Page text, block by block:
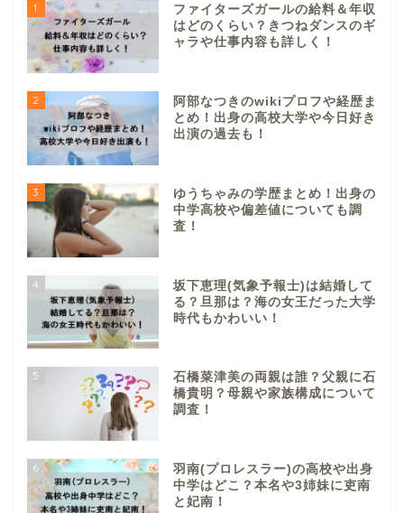
1
ファイターズガールの給料＆年収
はどのくらい？きつねダンスのギ
ャラや仕事内容も詳しく！
2
阿部なつきのwikiプロフや経歴ま
とめ！出身の高校大学や今日好き
出演の過去も！
3
ゆうちゃみの学歴まとめ！出身の
中学高校や偏差値についても調
査！
4
坂下恵理(気象予報士)は結婚して
る？旦那は？海の女王だった大学
時代もかわいい！
5
石橋菜津美の両親は誰？父親に石
橋貴明？母親や家族構成について
調査！
6
羽南(プロレスラー)の高校や出身
中学はどこ？本名や3姉妹に吏南
と妃南！